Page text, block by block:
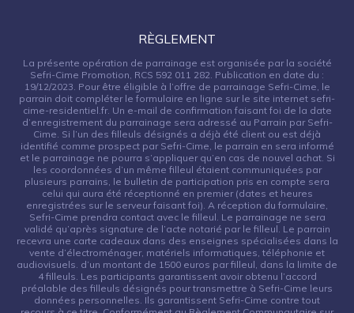
RÈGLEMENT
La présente opération de parrainage est organisée par la société
Sefri-Cime Promotion, RCS 592 011 282. Publication en date du :
19/12/2023. Pour être éligible à l’offre de parrainage Sefri-Cime, le
parrain doit compléter le formulaire en ligne sur le site internet sefri-
cime-residentiel.fr. Un e-mail de confirmation faisant foi de la date
d’enregistrement du parrainage sera adressé au Parrain par Sefri-
Cime. Si l’un des filleuls désignés a déjà été client ou est déjà
identifié comme prospect par Sefri-Cime, le parrain en sera informé
et le parrainage ne pourra s’appliquer qu’en cas de nouvel achat. Si
les coordonnées d’un même filleul étaient communiquées par
plusieurs parrains, le bulletin de participation pris en compte sera
celui qui aura été réceptionné en premier (dates et heures
enregistrées sur le serveur faisant foi). A réception du formulaire,
Sefri-Cime prendra contact avec le filleul. Le parrainage ne sera
validé qu’après signature de l’acte notarié par le filleul. Le parrain
recevra une carte cadeaux dans des enseignes spécialisées dans la
vente d’électroménager, matériels informatiques, téléphonie et
audiovisuels. d’un montant de 1500 euros par filleul, dans la limite de
4 filleuls. Les participants garantissent avoir obtenu l’accord
préalable des filleuls désignés pour transmettre à Sefri-Cime leurs
données personnelles. Ils garantissent Sefri-Cime contre tout